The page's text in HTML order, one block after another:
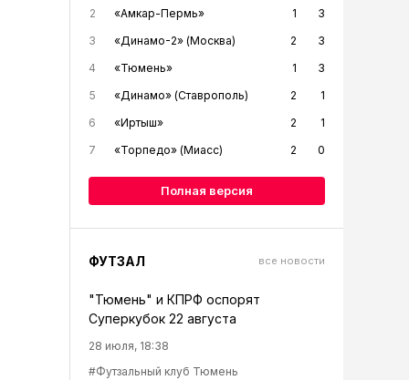
2
«Амкар-Пермь» 1
3
3
«Динамо-2» (Москва) 2
3
4
«Тюмень» 1
3
5
«Динамо» (Ставрополь) 2
1
6
«Иртыш» 2
1
7
«Торпедо» (Миасс) 2 0
Полная версия
ФУТЗАЛ все новости
"Тюмень" и КПРФ оспорят
Суперкубок 22 августа
28 июля, 18:38
#Футзальный клуб Тюмень